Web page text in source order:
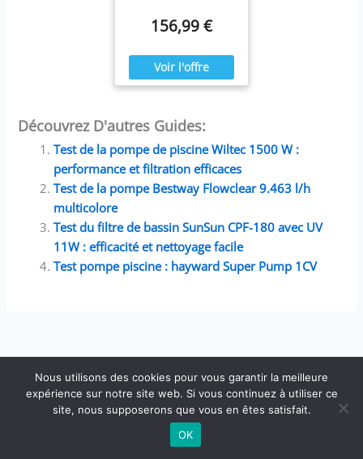
156,99 €
Découvrez D'autres Guides:
Test de la pompe de piscine Wiltec 1500 W :
performance et filtration efficaces
Test de la pompe Bestway Flowclear 9.463 l/h
multicolore
Test du filtre de bassin SunSun CPF-180 avec UV
11W : efficacité et nettoyage facile
Test pompe piscine : hayward Super Pump 1CV
Nous utilisons des cookies pour vous garantir la meilleure
expérience sur notre site web. Si vous continuez à utiliser ce
site, nous supposerons que vous en êtes satisfait.
OK